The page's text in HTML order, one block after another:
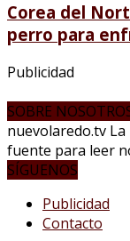
Corea del
perro para
Publicidad
SOBRE
nuevolaredo.tv
fuente para leer
SÍGUENOS
Publicidad
Contacto